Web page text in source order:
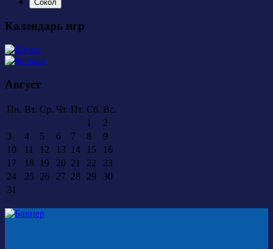
Сокол
Календарь игр
Август
Пн. Вт. Ср. Чт. Пт. Сб. Вс.
1
2
3
4 5 6 7 8
9
10
11 12 13 14 15
16
17
18 19 20 21 22
23
24
25 26 27 28 29
30
31